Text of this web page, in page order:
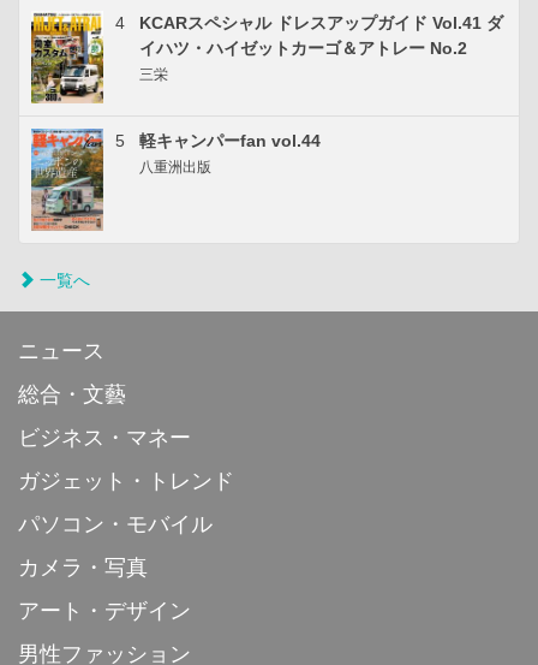
4
KCARスペシャル ドレスアップガイド Vol.41 ダ
イハツ・ハイゼットカーゴ＆アトレー No.2
三栄
5 軽キャンパーfan vol.44
八重洲出版
一覧へ
ニュース
総合・文藝
ビジネス・マネー
ガジェット・トレンド
パソコン・モバイル
カメラ・写真
アート・デザイン
男性ファッション